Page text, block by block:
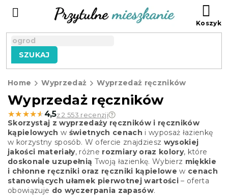
SZUKAJ
Home Wyprzedaż Wyprzedaż ręczników
Wyprzedaż ręczników
★★★★★
★★★★★ 4,5z 2 553 recenzji
Skorzystaj z wyprzedaży ręczników i ręczników
kąpielowych w świetnych cenach i wyposaż łazienkę
w korzystny sposób. W ofercie znajdziesz wysokiej
jakości materiały, różne rozmiary oraz kolory, które
doskonale uzupełnią Twoją łazienkę. Wybierz miękkie
i chłonne ręczniki oraz ręczniki kąpielowe w cenach
stanowiących ułamek pierwotnej wartości – oferta
obowiązuje do wyczerpania zapasów.